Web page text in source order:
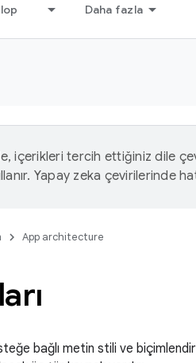
Daha fazla
içerikleri tercih ettiğiniz dile
Yapay zeka çevirilerinde
App architecture
bağlı metin stili ve